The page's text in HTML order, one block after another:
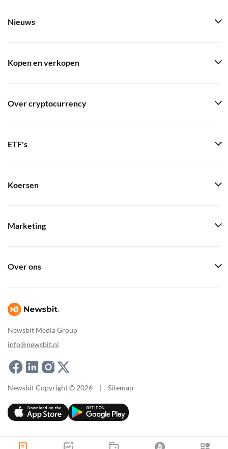
Newsbit Media Group
info@newsbit.nl
Nieuws
Kopen en verkopen
Over cryptocurrency
ETF's
Koersen
Marketing
Over ons
Newsbit Copyright © 2026 | Sitemap